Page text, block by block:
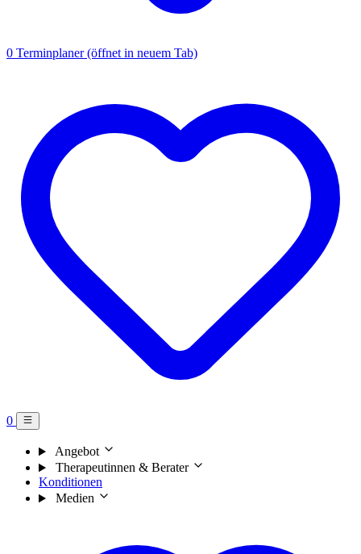
0 Terminplaner(öffnet in neuem Tab)
0
Angebot
Therapeutinnen & Berater
Konditionen
Medien